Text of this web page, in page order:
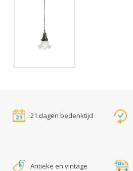
21 dagen bedenktijd
Antieke en vintage